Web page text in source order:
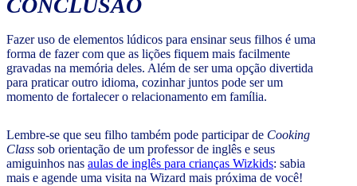
CONCLUSÃO
Fazer uso de elementos lúdicos para ensinar seus filhos é uma
forma de fazer com que as lições fiquem mais facilmente
gravadas na memória deles. Além de ser uma opção divertida
para praticar outro idioma, cozinhar juntos pode ser um
momento de fortalecer o relacionamento em família.
Lembre-se que seu filho também pode participar de Cooking
Class sob orientação de um professor de inglês e seus
amiguinhos nas aulas de inglês para crianças Wizkids: sabia
mais e agende uma visita na Wizard mais próxima de você!